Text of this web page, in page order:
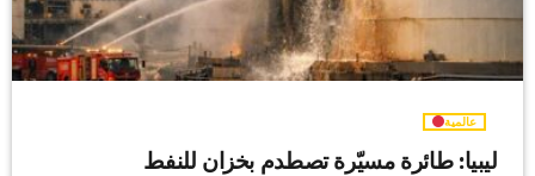
عالمية
ليبيا: طائرة مسيّرة تصطدم بخزان للنفط